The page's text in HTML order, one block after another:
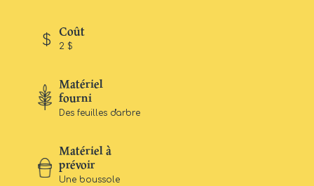
Coût
2 $
Matériel
fourni
Des feuilles d'arbre
Matériel à
prévoir
Une boussole